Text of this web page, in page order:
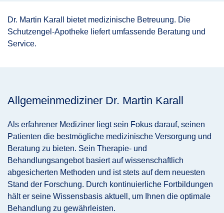
Dr. Martin Karall bietet medizinische Betreuung. Die
Schutzengel-Apotheke liefert umfassende Beratung und
Service.
Allgemeinmediziner Dr. Martin Karall
Als erfahrener Mediziner liegt sein Fokus darauf, seinen
Patienten die bestmögliche medizinische Versorgung und
Beratung zu bieten. Sein Therapie- und
Behandlungsangebot basiert auf wissenschaftlich
abgesicherten Methoden und ist stets auf dem neuesten
Stand der Forschung. Durch kontinuierliche Fortbildungen
hält er seine Wissensbasis aktuell, um Ihnen die optimale
Behandlung zu gewährleisten.